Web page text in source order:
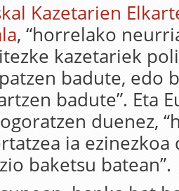
Kazetarien
, “horrelako
kazetariek
badute, edo
badute”. Eta
duenez,
ia ezinezkoa
baketsu batean”.